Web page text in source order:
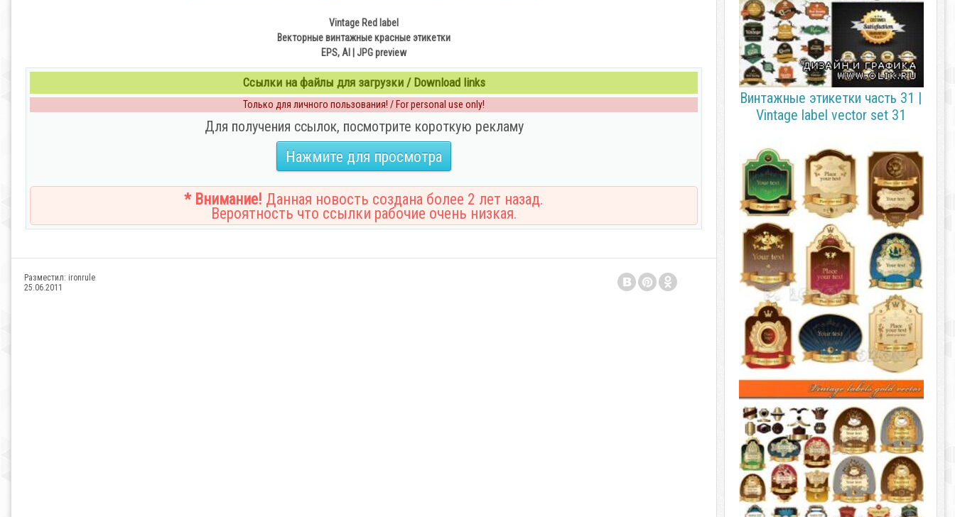
Vintage Red label
Векторные винтажные красные этикетки
EPS, AI | JPG preview
Ссылки на файлы для загрузки / Download links
Только для личного пользования! / For personal use only!
Для получения ссылок, посмотрите короткую рекламу
Нажмите для просмотра
* Внимание! Данная новость создана более 2 лет назад.
Вероятность что ссылки рабочие очень низкая.
Разместил: ironrule
25.06.2011
Винтажные этикетки часть 31 |
Vintage label vector set 31